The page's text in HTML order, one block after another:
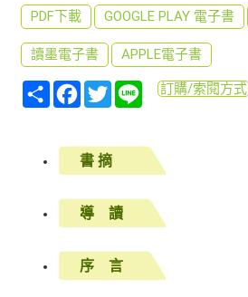
PDF下載 GOOGLE PLAY 電子書
讀墨電子書 APPLE電子書
分
享
Facebook
TwitterLine訂購/索閱方式
書 摘
導 讀
序 言